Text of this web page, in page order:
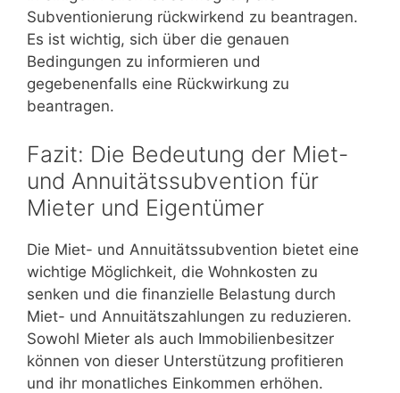
Subventionierung rückwirkend zu beantragen.
Es ist wichtig, sich über die genauen
Bedingungen zu informieren und
gegebenenfalls eine Rückwirkung zu
beantragen.
Fazit: Die Bedeutung der Miet-
und Annuitätssubvention für
Mieter und Eigentümer
Die Miet- und Annuitätssubvention bietet eine
wichtige Möglichkeit, die Wohnkosten zu
senken und die finanzielle Belastung durch
Miet- und Annuitätszahlungen zu reduzieren.
Sowohl Mieter als auch Immobilienbesitzer
können von dieser Unterstützung profitieren
und ihr monatliches Einkommen erhöhen.